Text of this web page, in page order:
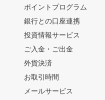
ポイントプログラム
銀行との口座連携
投資情報サービス
ご入金・ご出金
外貨決済
お取引時間
メールサービス